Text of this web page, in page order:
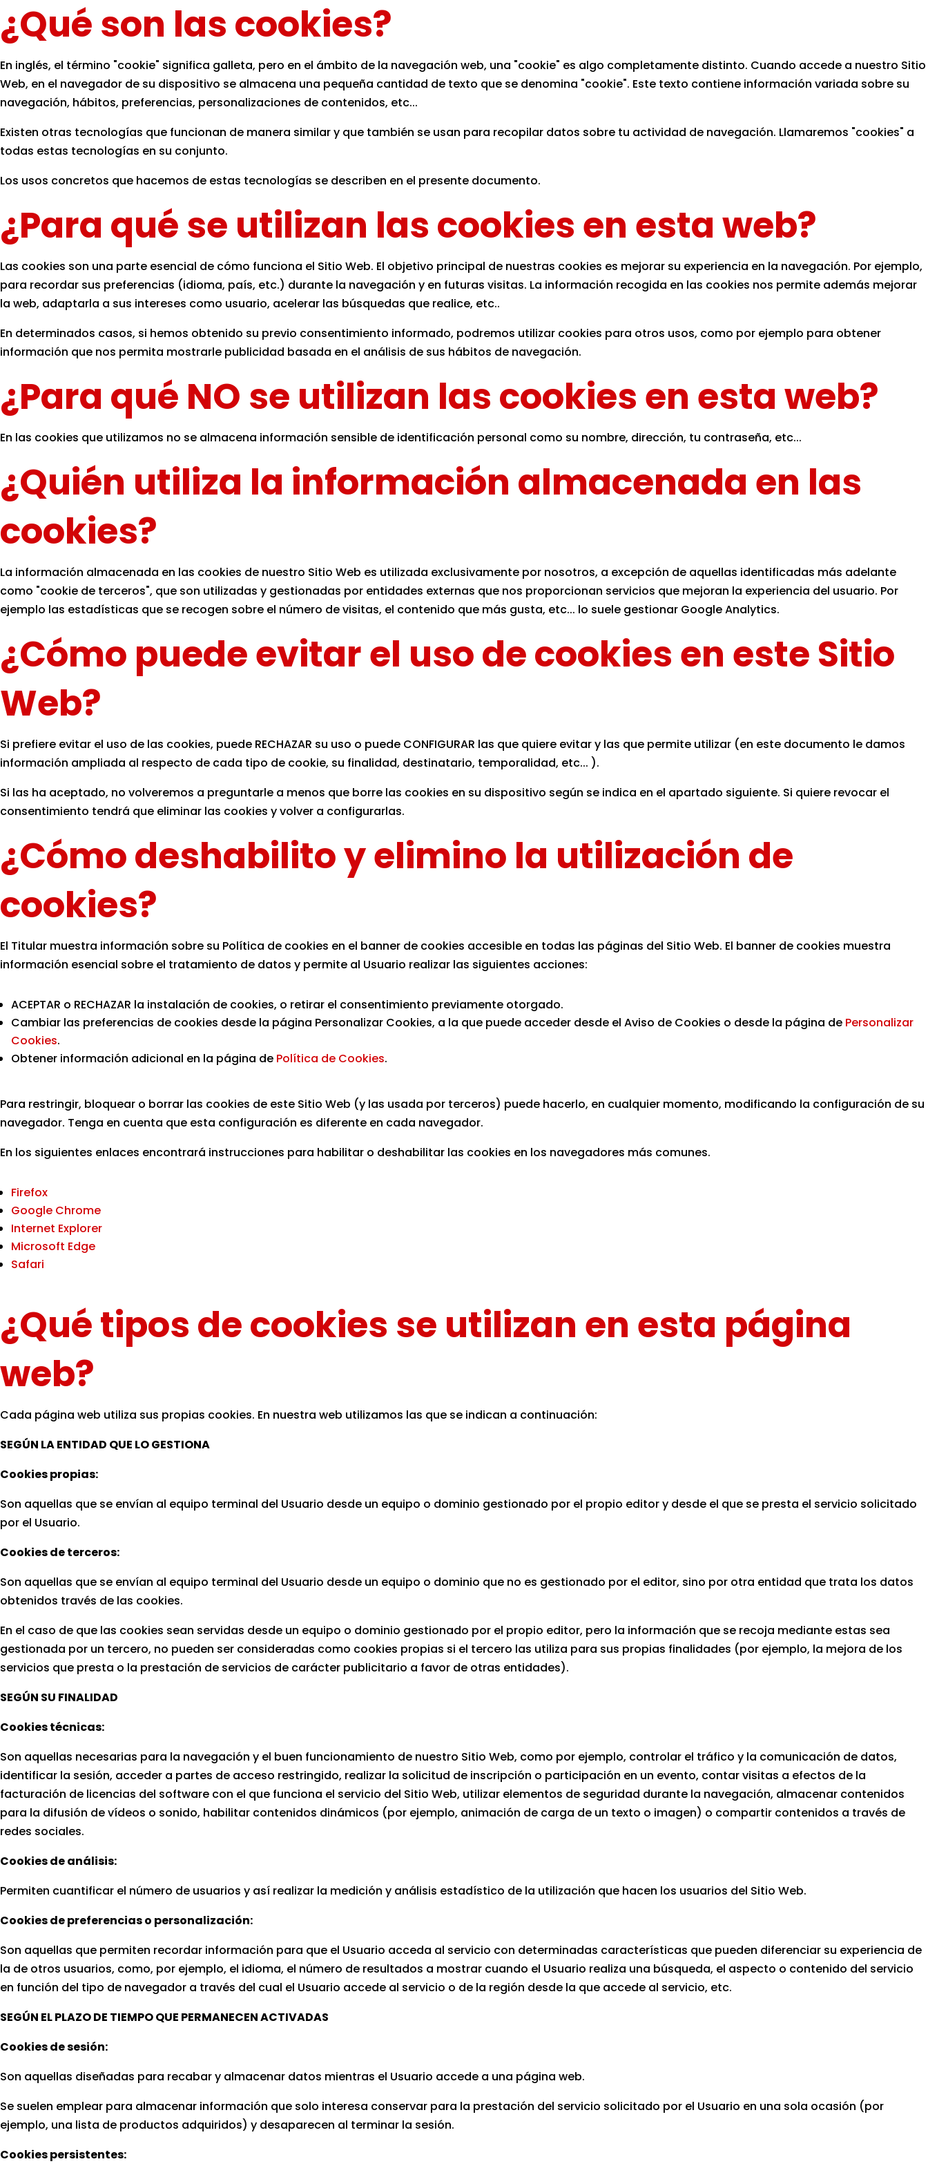
¿Qué son las cookies?
En inglés, el término "cookie" significa galleta, pero en el ámbito de la navegación web, una "cookie" es algo completamente distinto. Cuando accede a nuestro Sitio
Web, en el navegador de su dispositivo se almacena una pequeña cantidad de texto que se denomina "cookie". Este texto contiene información variada sobre su
navegación, hábitos, preferencias, personalizaciones de contenidos, etc...
Existen otras tecnologías que funcionan de manera similar y que también se usan para recopilar datos sobre tu actividad de navegación. Llamaremos "cookies" a
todas estas tecnologías en su conjunto.
Los usos concretos que hacemos de estas tecnologías se describen en el presente documento.
¿Para qué se utilizan las cookies en esta web?
Las cookies son una parte esencial de cómo funciona el Sitio Web. El objetivo principal de nuestras cookies es mejorar su experiencia en la navegación. Por ejemplo,
para recordar sus preferencias (idioma, país, etc.) durante la navegación y en futuras visitas. La información recogida en las cookies nos permite además mejorar
la web, adaptarla a sus intereses como usuario, acelerar las búsquedas que realice, etc..
En determinados casos, si hemos obtenido su previo consentimiento informado, podremos utilizar cookies para otros usos, como por ejemplo para obtener
información que nos permita mostrarle publicidad basada en el análisis de sus hábitos de navegación.
¿Para qué NO se utilizan las cookies en esta web?
En las cookies que utilizamos no se almacena información sensible de identificación personal como su nombre, dirección, tu contraseña, etc...
¿Quién utiliza la información almacenada en las
cookies?
La información almacenada en las cookies de nuestro Sitio Web es utilizada exclusivamente por nosotros, a excepción de aquellas identificadas más adelante
como "cookie de terceros", que son utilizadas y gestionadas por entidades externas que nos proporcionan servicios que mejoran la experiencia del usuario. Por
ejemplo las estadísticas que se recogen sobre el número de visitas, el contenido que más gusta, etc... lo suele gestionar Google Analytics.
¿Cómo puede evitar el uso de cookies en este Sitio
Web?
Si prefiere evitar el uso de las cookies, puede RECHAZAR su uso o puede CONFIGURAR las que quiere evitar y las que permite utilizar (en este documento le damos
información ampliada al respecto de cada tipo de cookie, su finalidad, destinatario, temporalidad, etc... ).
Si las ha aceptado, no volveremos a preguntarle a menos que borre las cookies en su dispositivo según se indica en el apartado siguiente. Si quiere revocar el
consentimiento tendrá que eliminar las cookies y volver a configurarlas.
¿Cómo deshabilito y elimino la utilización de
cookies?
El Titular muestra información sobre su Política de cookies en el banner de cookies accesible en todas las páginas del Sitio Web. El banner de cookies muestra
información esencial sobre el tratamiento de datos y permite al Usuario realizar las siguientes acciones:
ACEPTAR o RECHAZAR la instalación de cookies, o retirar el consentimiento previamente otorgado.
Cambiar las preferencias de cookies desde la página Personalizar Cookies, a la que puede acceder desde el Aviso de Cookies o desde la página de Personalizar
Cookies.
Obtener información adicional en la página de Política de Cookies.
Para restringir, bloquear o borrar las cookies de este Sitio Web (y las usada por terceros) puede hacerlo, en cualquier momento, modificando la configuración de su
navegador. Tenga en cuenta que esta configuración es diferente en cada navegador.
En los siguientes enlaces encontrará instrucciones para habilitar o deshabilitar las cookies en los navegadores más comunes.
Firefox
Google Chrome
Internet Explorer
Microsoft Edge
Safari
¿Qué tipos de cookies se utilizan en esta página
web?
Cada página web utiliza sus propias cookies. En nuestra web utilizamos las que se indican a continuación:
SEGÚN LA ENTIDAD QUE LO GESTIONA
Cookies propias:
Son aquellas que se envían al equipo terminal del Usuario desde un equipo o dominio gestionado por el propio editor y desde el que se presta el servicio solicitado
por el Usuario.
Cookies de terceros:
Son aquellas que se envían al equipo terminal del Usuario desde un equipo o dominio que no es gestionado por el editor, sino por otra entidad que trata los datos
obtenidos través de las cookies.
En el caso de que las cookies sean servidas desde un equipo o dominio gestionado por el propio editor, pero la información que se recoja mediante estas sea
gestionada por un tercero, no pueden ser consideradas como cookies propias si el tercero las utiliza para sus propias finalidades (por ejemplo, la mejora de los
servicios que presta o la prestación de servicios de carácter publicitario a favor de otras entidades).
SEGÚN SU FINALIDAD
Cookies técnicas:
Son aquellas necesarias para la navegación y el buen funcionamiento de nuestro Sitio Web, como por ejemplo, controlar el tráfico y la comunicación de datos,
identificar la sesión, acceder a partes de acceso restringido, realizar la solicitud de inscripción o participación en un evento, contar visitas a efectos de la
facturación de licencias del software con el que funciona el servicio del Sitio Web, utilizar elementos de seguridad durante la navegación, almacenar contenidos
para la difusión de vídeos o sonido, habilitar contenidos dinámicos (por ejemplo, animación de carga de un texto o imagen) o compartir contenidos a través de
redes sociales.
Cookies de análisis:
Permiten cuantificar el número de usuarios y así realizar la medición y análisis estadístico de la utilización que hacen los usuarios del Sitio Web.
Cookies de preferencias o personalización:
Son aquellas que permiten recordar información para que el Usuario acceda al servicio con determinadas características que pueden diferenciar su experiencia de
la de otros usuarios, como, por ejemplo, el idioma, el número de resultados a mostrar cuando el Usuario realiza una búsqueda, el aspecto o contenido del servicio
en función del tipo de navegador a través del cual el Usuario accede al servicio o de la región desde la que accede al servicio, etc.
SEGÚN EL PLAZO DE TIEMPO QUE PERMANECEN ACTIVADAS
Cookies de sesión:
Son aquellas diseñadas para recabar y almacenar datos mientras el Usuario accede a una página web.
Se suelen emplear para almacenar información que solo interesa conservar para la prestación del servicio solicitado por el Usuario en una sola ocasión (por
ejemplo, una lista de productos adquiridos) y desaparecen al terminar la sesión.
Cookies persistentes: